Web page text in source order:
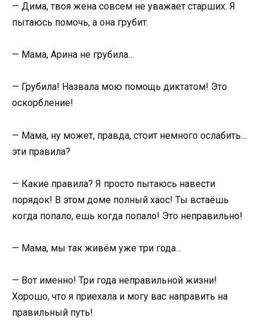
— Дима, твоя жена совсем не уважает старших. Я
пытаюсь помочь, а она грубит.
— Мама, Арина не грубила…
— Грубила! Назвала мою помощь диктатом! Это
оскорбление!
— Мама, ну может, правда, стоит немного ослабить…
эти правила?
— Какие правила? Я просто пытаюсь навести
порядок! В этом доме полный хаос! Ты встаёшь
когда попало, ешь когда попало! Это неправильно!
— Мама, мы так живём уже три года…
— Вот именно! Три года неправильной жизни!
Хорошо, что я приехала и могу вас направить на
правильный путь!